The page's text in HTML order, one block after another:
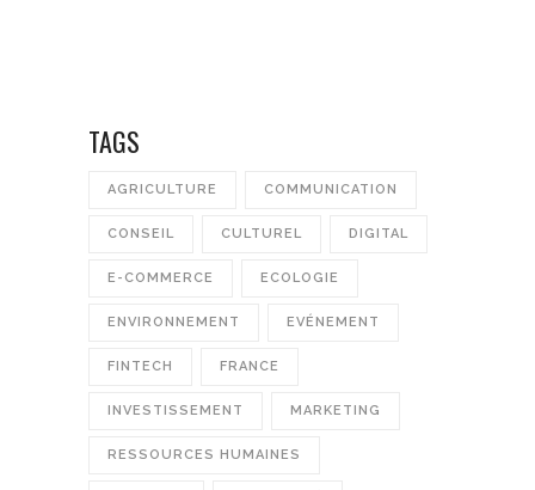
TAGS
AGRICULTURE COMMUNICATION
CONSEIL CULTUREL DIGITAL
E-COMMERCE ECOLOGIE
ENVIRONNEMENT EVÉNEMENT
FINTECH FRANCE
INVESTISSEMENT MARKETING
RESSOURCES HUMAINES